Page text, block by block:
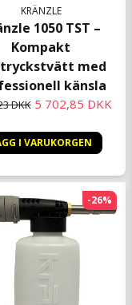
KRÄNZLE
1050 TST –
Kompakt
med
känsla
DKK 5 702,85 DKK
I VARUKORGEN
-26%